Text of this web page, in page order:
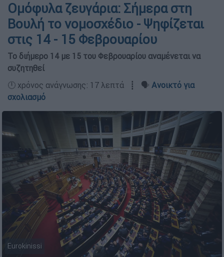
Ομόφυλα ζευγάρια: Σήμερα στη
Βουλή το νομοσχέδιο - Ψηφίζεται
στις 14 - 15 Φεβρουαρίου
Το διήμερο 14 με 15 του Φεβρουαρίου αναμένεται να
συζητηθεί
🕛 χρόνος ανάγνωσης: 17 λεπτά ┋ 🗣️ Ανοικτό για
σχολιασμό
Eurokinissi